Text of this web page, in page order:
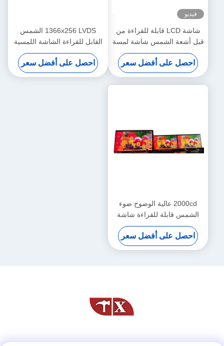
فيديو
شاشة LCD قابلة للقراءة من
قبل أشعة الشمس شاشة لمسة
13.3 بوصة مخصصة
احصل على أفضل سعر
1366x256 LVDS الشمس
القابل للقراءة الشاشة اللمسية
TFT شاشة عرض LCD 28
بوصة
احصل على أفضل سعر
2000cd عالية الوضوح ضوء
الشمس قابلة للقراءة شاشة
LCD TFT لوحة 1600x1200
21.3 بوصة
احصل على أفضل سعر